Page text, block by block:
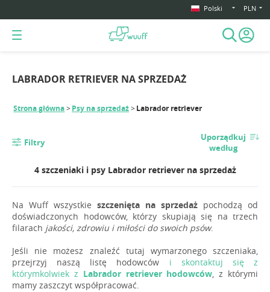
Polski PLN
LABRADOR RETRIEVER NA SPRZEDAŻ
Strona główna Psy na sprzedaż Labrador retriever
Filtry
Uporządkuj
według
4 szczeniaki i psy Labrador retriever na sprzedaż
Na Wuff wszystkie szczenięta na sprzedaż pochodzą od
doświadczonych hodowców, którzy skupiają się na trzech
filarach jakości, zdrowiu i miłości do swoich psów.
Jeśli nie możesz znaleźć tutaj wymarzonego szczeniaka,
przejrzyj naszą listę hodowców i skontaktuj się z
którymkolwiek z Labrador retriever hodowców, z którymi
mamy zaszczyt współpracować.